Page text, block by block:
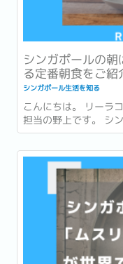
シンガポールの
る定番朝食をご紹
シンガポール生活を知る
こんにちは。 リーラ
担当の野上です。 シ
での朝食を楽しんだ
りすることが多いか
めると、「朝食」は